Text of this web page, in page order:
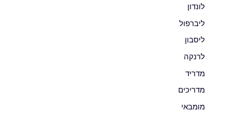
לונדון
ליברפול
ליסבון
לרנקה
מדריד
מדריכים
מומבאי